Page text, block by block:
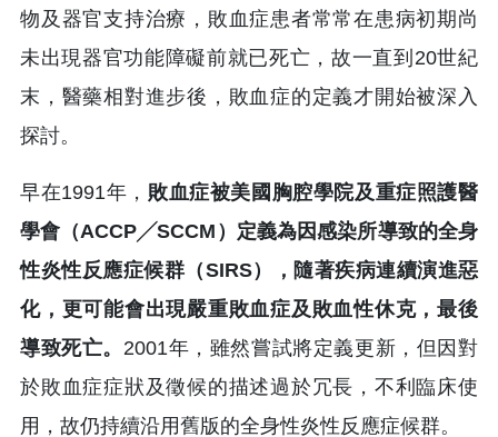
物及器官支持治療，敗血症患者常常在患病初期尚
未出現器官功能障礙前就已死亡，故一直到20世紀
末，醫藥相對進步後，敗血症的定義才開始被深入
探討。
早在1991年， 敗血症被美國胸腔學院及重症照護醫
學會（ACCP╱SCCM）定義為因感染所導致的全身
性炎性反應症候群（SIRS），隨著疾病連續演進惡
化，更可能會出現嚴重敗血症及敗血性休克，最後
導致死亡。 2001年，雖然嘗試將定義更新，但因對
於敗血症症狀及徵候的描述過於冗長，不利臨床使
用，故仍持續沿用舊版的全身性炎性反應症候群。